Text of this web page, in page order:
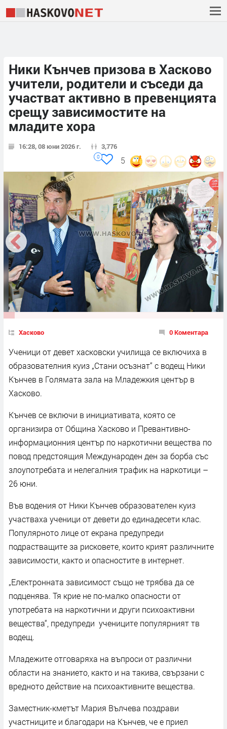
Ники Кънчев призова в Хасково
учители, родители и съседи да
участват активно в превенцията
срещу зависимостите на
младите хора
16:28, 08 юни 2026 г. 3,776
5
0
Хасково 0 Коментара
Ученици от девет хасковски училища се включиха в
образователния куиз „Стани осъзнат“ с водещ Ники
Кънчев в Голямата зала на Младежкия център в
Хасково.
Кънчев се включи в инициативата, която се
организира от Община Хасково и Превантивно-
информационния център по наркотични вещества по
повод предстоящия Международен ден за борба със
злоупотребата и нелегалния трафик на наркотици –
26 юни.
Във водения от Ники Кънчев образователен куиз
участваха ученици от девети до единадесети клас.
Популярното лице от екрана предупреди
подрастващите за рисковете, които крият различните
зависимости, както и опасностите в интернет.
„Електронната зависимост също не трябва да се
подценява. Тя крие не по-малко опасности от
употребата на наркотични и други психоактивни
вещества“, предупреди учениците популярният тв
водещ.
Младежите отговаряха на въпроси от различни
области на знанието, както и на такива, свързани с
вредното действие на психоактивните вещества.
Заместник-кметът Мария Вълчева поздрави
участниците и благодари на Кънчев, че е приел